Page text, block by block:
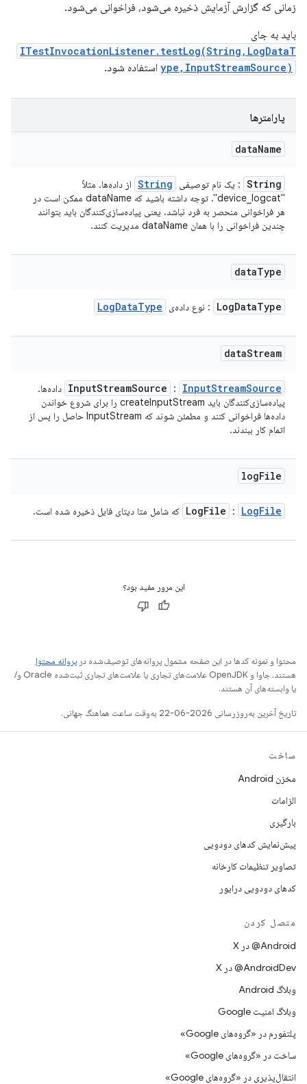
زمانی که گزارش آزمایش ذخیره می‌شود، فراخوانی می‌شود.
باید به جای
ITestInvocationListener.testLog(String,LogDataT
ype,InputStreamSource) استفاده شود.
پارامترها
dataName
String : یک نام توصیفی String از داده‌ها. مثلاً
"device_logcat". توجه داشته باشید که dataName ممکن است در
هر فراخوانی منحصر به فرد نباشد. یعنی پیاده‌سازی‌کنندگان باید بتوانند
چندین فراخوانی را با همان dataName مدیریت کنند.
dataType
LogDataType : نوع داده‌ی LogDataType
dataStream
InputStreamSource : InputStreamSource
داده‌ها.
پیاده‌سازی‌کنندگان باید createInputStream را برای شروع خواندن
داده‌ها فراخوانی کنند و مطمئن شوند که InputStream حاصل را پس از
اتمام کار ببندند.
logFile
LogFile : LogFile که شامل متا دیتای فایل ذخیره شده است.
این مرور مفید بود؟
محتوا و نمونه کدها در این صفحه مشمول پروانه‌های توصیف‌شده در پروانه محتوا
هستند. جاوا و OpenJDK علامت‌های تجاری یا علامت‌های تجاری ثبت‌شده Oracle و/
یا وابسته‌های آن هستند.
تاریخ آخرین به‌روزرسانی 2026-06-22 به‌وقت ساعت هماهنگ جهانی.
ساخت
مخزن Android
الزامات
بارگیری
پیش‌نمایش کدهای دودویی
تصاویر تنظیمات کارخانه
کدهای دودویی درایور
متصل کردن
‫‎@Android در X
‫‎@AndroidDev در X
وبلاگ Android
وبلاگ امنیت Google
پلتفورم در «گروه‌های Google»
ساخت در «گروه‌های Google»
انتقال‌پذیری در «گروه‌های Google»